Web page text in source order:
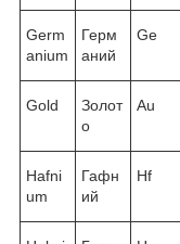
Germ
anium
Герм
аний
Ge
Gold
Золот
о
Au
Hafni
um
Гафн
ий
Hf